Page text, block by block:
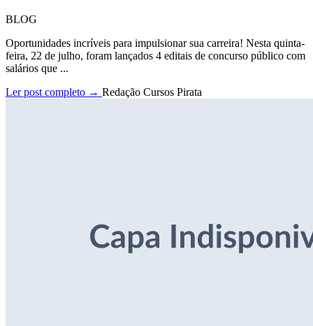
BLOG
Oportunidades incríveis para impulsionar sua carreira! Nesta quinta-
feira, 22 de julho, foram lançados 4 editais de concurso público com
salários que ...
Ler post completo → Redação Cursos Pirata